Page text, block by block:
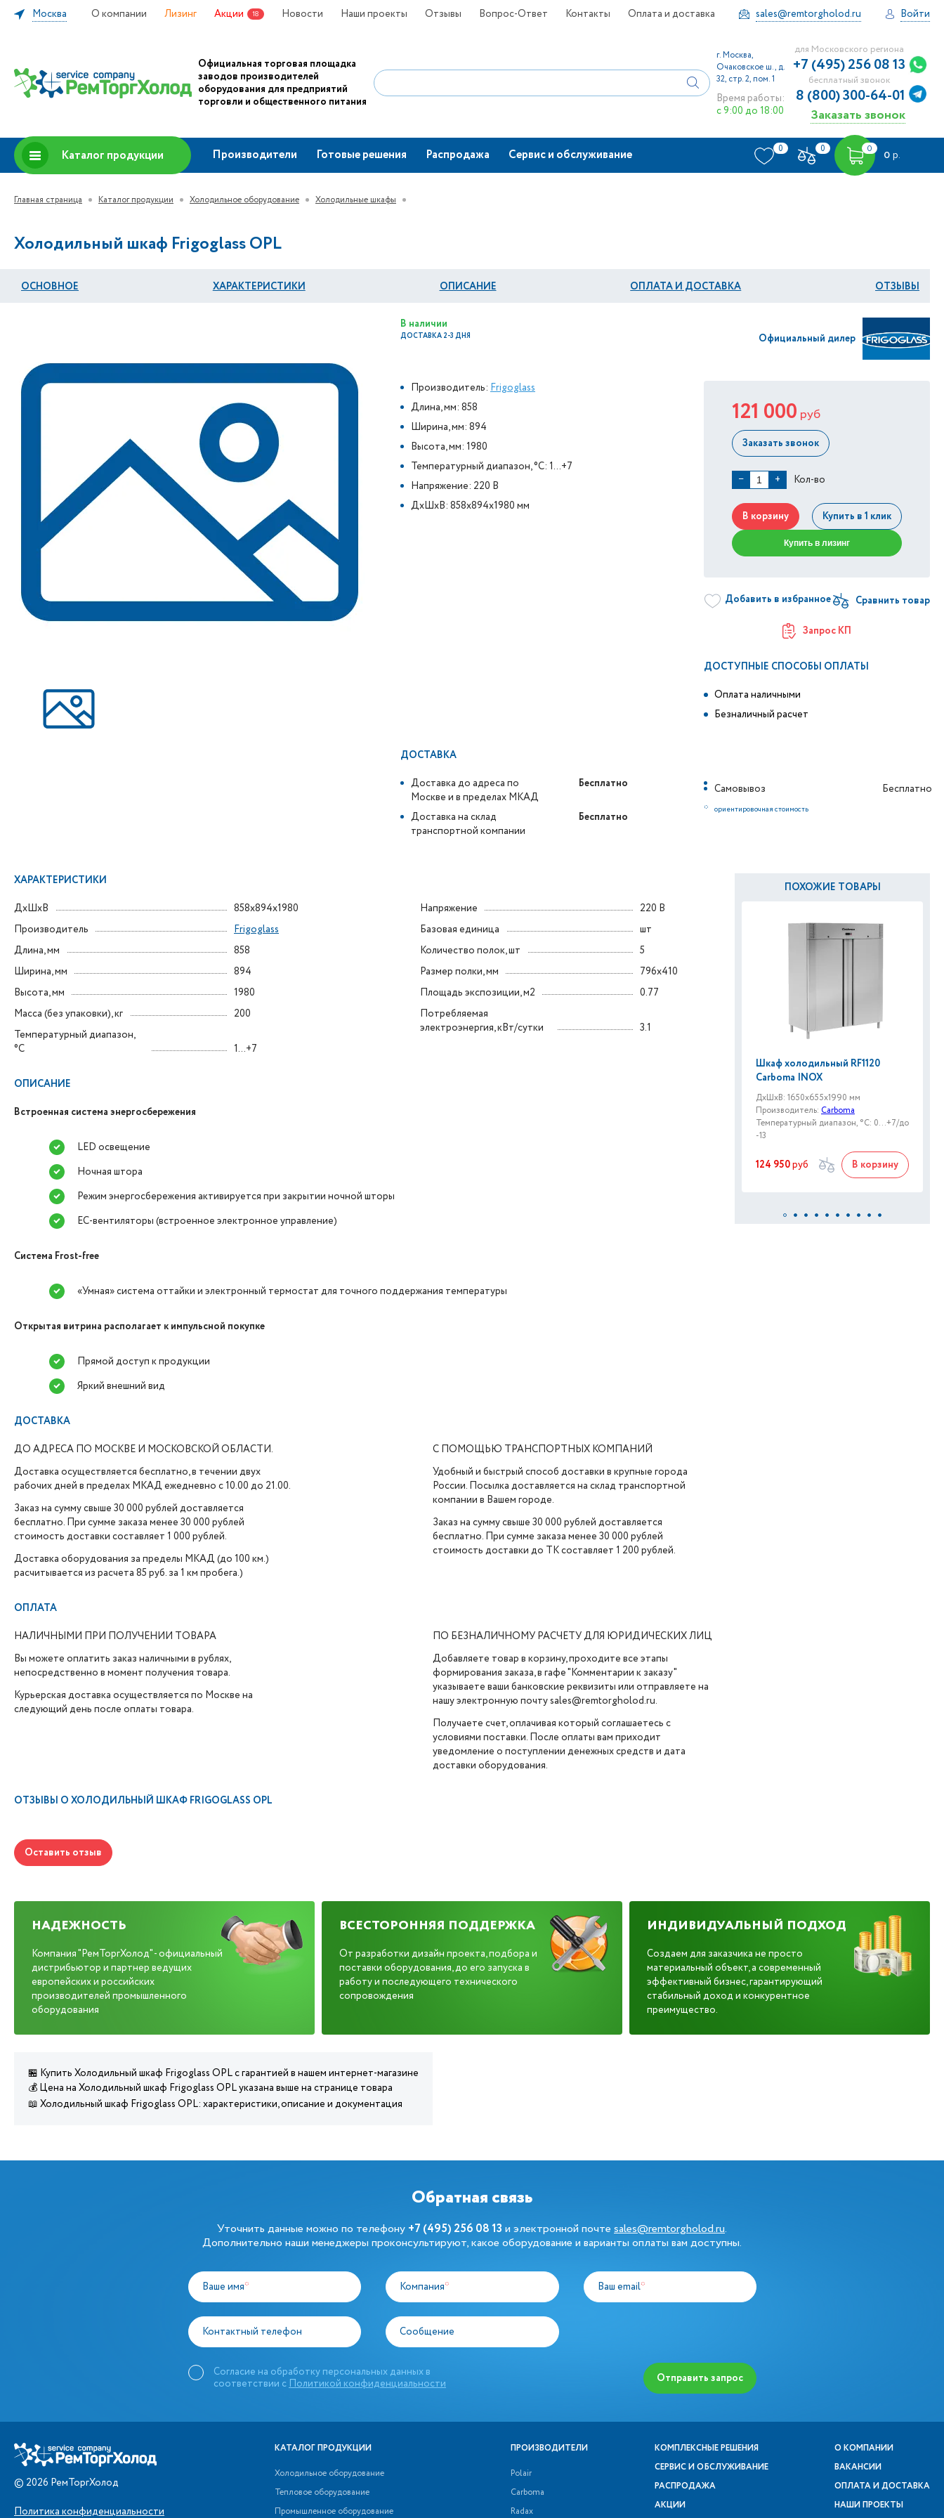
Москва О компании Лизинг Акции 18 Новости Наши проекты Отзывы Вопрос-Ответ Контакты Оплата и доставка sales@remtorgholod.ru Войти
Официальная торговая площадка
заводов производителей
оборудования для предприятий
торговли и общественного питания
г. Москва,
Очаковское ш., д.
32, стр. 2, пом. 1
Время работы:
с 9:00 до 18:00
для Московского региона
+7 (495) 256 08 13
бесплатный звонок
8 (800) 300-64-01
Заказать звонок
Каталог продукции Производители Готовые решения Распродажа Сервис и обслуживание 0 0 0
0 р.
Главная страница Каталог продукции Холодильное оборудование Холодильные шкафы
Холодильный шкаф Frigoglass OPL
ОСНОВНОЕ ХАРАКТЕРИСТИКИ ОПИСАНИЕ ОПЛАТА И ДОСТАВКА ОТЗЫВЫ
В наличии
ДОСТАВКА 2-3 ДНЯ Официальный дилер
Производитель: Frigoglass
Длина, мм: 858
Ширина, мм: 894
Высота, мм: 1980
Температурный диапазон, °C: 1...+7
Напряжение: 220 В
ДxШxВ: 858x894x1980 мм
121 000 руб
Заказать звонок
− + Кол-во
В корзину Купить в 1 клик
Купить в лизинг
Добавить в избранное
Запрос КП
ДОСТУПНЫЕ СПОСОБЫ ОПЛАТЫ
Оплата наличными
Безналичный расчет
ДОСТАВКА
Доставка до адреса по
Москве и в пределах МКАД
Бесплатно
Доставка на склад
транспортной компании
Бесплатно
Самовывоз
Бесплатно
* ориентировочная стоимость
ХАРАКТЕРИСТИКИ
ДxШxВ
858x894x1980
Производитель
Frigoglass
Длина, мм
858
Ширина, мм
894
Высота, мм
1980
Масса (без упаковки), кг
200
Температурный диапазон,
°C
1...+7
Напряжение
220 В
Базовая единица
шт
Количество полок, шт
5
Размер полки, мм
796x410
Площадь экспозиции, м2
0.77
Потребляемая
электроэнергия, кВт/сутки
3.1
ОПИСАНИЕ
Встроенная система энергосбережения
LED освещение
Ночная штора
Режим энергосбережения активируется при закрытии ночной шторы
ЕС-вентиляторы (встроенное электронное управление)
Система Frost-free
«Умная» система оттайки и электронный термостат для точного поддержания температуры
Открытая витрина располагает к импульсной покупке
Прямой доступ к продукции
Яркий внешний вид
ДОСТАВКА
ДО АДРЕСА ПО МОСКВЕ И МОСКОВСКОЙ ОБЛАСТИ.
Доставка осуществляется бесплатно, в течении двух
рабочих дней в пределах МКАД ежедневно с 10.00 до 21.00.
Заказ на сумму свыше 30 000 рублей доставляется
бесплатно. При сумме заказа менее 30 000 рублей
стоимость доставки составляет 1 000 рублей.
Доставка оборудования за пределы МКАД (до 100 км.)
расчитывается из расчета 85 руб. за 1 км пробега.)
С ПОМОЩЬЮ ТРАНСПОРТНЫХ КОМПАНИЙ
Удобный и быстрый способ доставки в крупные города
России. Посылка доставляется на склад транспортной
компании в Вашем городе.
Заказ на сумму свыше 30 000 рублей доставляется
бесплатно. При сумме заказа менее 30 000 рублей
стоимость доставки до ТК составляет 1 200 рублей.
ОПЛАТА
НАЛИЧНЫМИ ПРИ ПОЛУЧЕНИИ ТОВАРА
Вы можете оплатить заказ наличными в рублях,
непосредственно в момент получения товара.
Курьерская доставка осуществляется по Москве на
следующий день после оплаты товара.
ПО БЕЗНАЛИЧНОМУ РАСЧЕТУ ДЛЯ ЮРИДИЧЕСКИХ ЛИЦ
Добавляете товар в корзину, проходите все этапы
формирования заказа, в гафе "Комментарии к заказу"
указываете ваши банковские реквизиты или отправляете на
нашу электронную почту sales@remtorgholod.ru.
Получаете счет, оплачивая который соглашаетесь с
условиями поставки. После оплаты вам приходит
уведомление о поступлении денежных средств и дата
доставки оборудования.
ОТЗЫВЫ О ХОЛОДИЛЬНЫЙ ШКАФ FRIGOGLASS OPL
Оставить отзыв
ПОХОЖИЕ ТОВАРЫ
Шкаф холодильный RF1120
Carboma INOX
ДxШxВ: 1650x655x1990 мм
Производитель: Carboma
Температурный диапазон, °C: 0…+7/до
-13
124 950руб В корзину
НАДЕЖНОСТЬ
Компания "РемТоргХолод" - официальный
дистрибьютор и партнер ведущих
европейских и российских
производителей промышленного
оборудования
ВСЕСТОРОННЯЯ ПОДДЕРЖКА
От разработки дизайн проекта, подбора и
поставки оборудования, до его запуска в
работу и последующего технического
сопровождения
ИНДИВИДУАЛЬНЫЙ ПОДХОД
Создаем для заказчика не просто
материальный объект, а современный
эффективный бизнес, гарантирующий
стабильный доход и конкурентное
преимущество.
🏪 Купить Холодильный шкаф Frigoglass OPL с гарантией в нашем интернет-магазине
💰 Цена на Холодильный шкаф Frigoglass OPL указана выше на странице товара
📖 Холодильный шкаф Frigoglass OPL: характеристики, описание и документация
Обратная связь
Уточнить данные можно по телефону +7 (495) 256 08 13 и электронной почте sales@remtorgholod.ru.
Дополнительно наши менеджеры проконсультируют, какое оборудование и варианты оплаты вам доступны.
Ваше имя* Компания* Ваш email*
Контактный телефон Сообщение
Согласие на обработку персональных данных в
соответствии сПолитикой конфиденциальности Отправить запрос
© 2026 РемТоргХолод
Политика конфиденциальности
КАТАЛОГ ПРОДУКЦИИ
Холодильное оборудование
Тепловое оборудование
Промышленное оборудование
ПРОИЗВОДИТЕЛИ
Polair
Carboma
Radax
КОМПЛЕКСНЫЕ РЕШЕНИЯ
СЕРВИС И ОБСЛУЖИВАНИЕ
РАСПРОДАЖА
АКЦИИ
О КОМПАНИИ
ВАКАНСИИ
ОПЛАТА И ДОСТАВКА
НАШИ ПРОЕКТЫ